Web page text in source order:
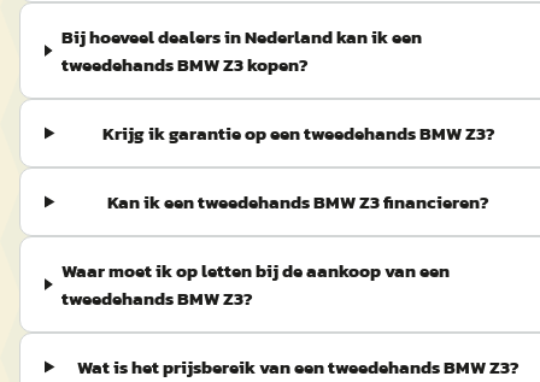
Bij hoeveel dealers in Nederland kan ik een
tweedehands BMW Z3 kopen?
Krijg ik garantie op een tweedehands BMW Z3?
Kan ik een tweedehands BMW Z3 financieren?
Waar moet ik op letten bij de aankoop van een
tweedehands BMW Z3?
Wat is het prijsbereik van een tweedehands BMW Z3?